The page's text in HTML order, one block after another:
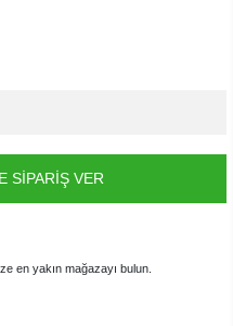
SİPARİŞ VER
en yakın mağazayı bulun.